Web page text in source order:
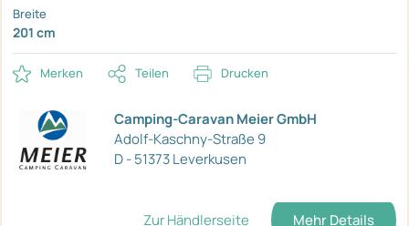
Breite
201 cm
Merken Teilen Drucken
Camping-Caravan Meier GmbH
Adolf-Kaschny-Straße 9
D - 51373 Leverkusen
Zur Händlerseite Mehr Details